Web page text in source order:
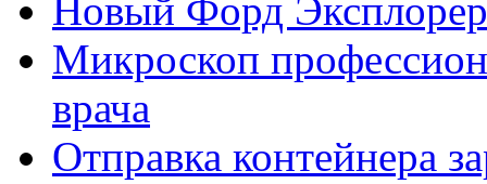
Новый Форд
Микроскоп
врача
Отправка контейнера